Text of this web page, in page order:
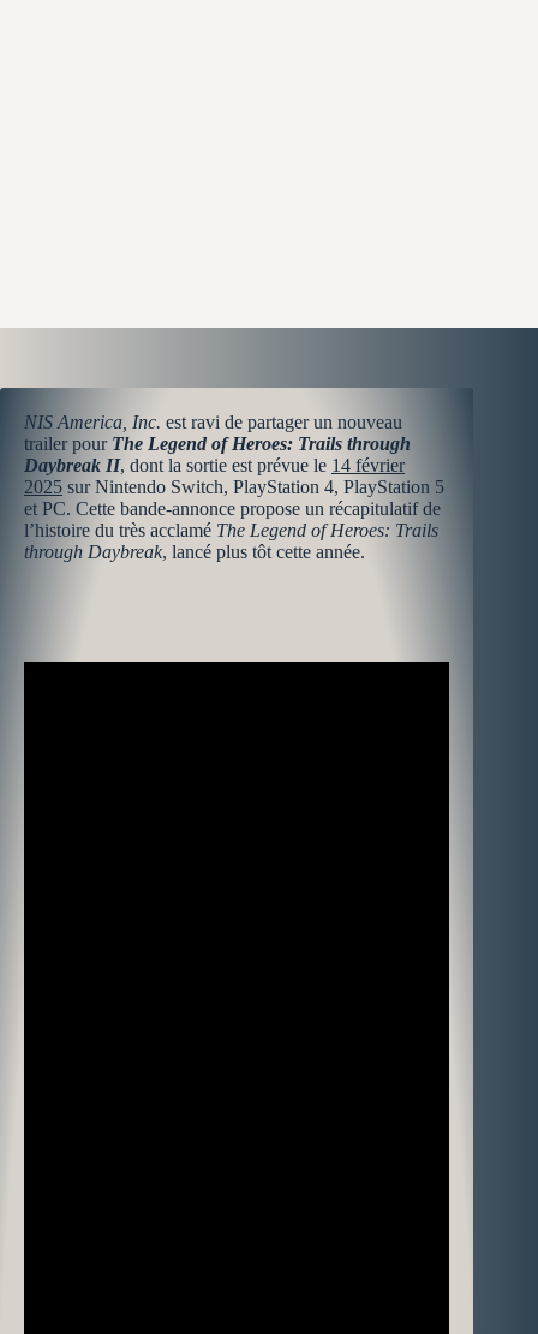
NIS America, Inc. est ravi de partager un nouveau
trailer pour The Legend of Heroes: Trails through
Daybreak II, dont la sortie est prévue le 14 février
2025 sur Nintendo Switch, PlayStation 4, PlayStation 5
et PC. Cette bande-annonce propose un récapitulatif de
l’histoire du très acclamé The Legend of Heroes: Trails
through Daybreak, lancé plus tôt cette année.